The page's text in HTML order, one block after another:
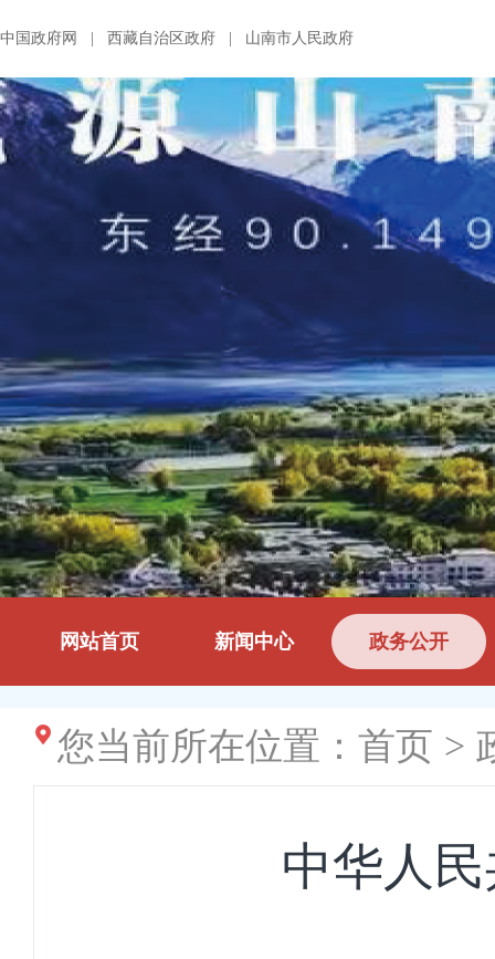
中国政府网 西藏自治区政府 山南市人民政府
网站首页 新闻中心 政务公开
您当前所在位置： 首页 >
中华人